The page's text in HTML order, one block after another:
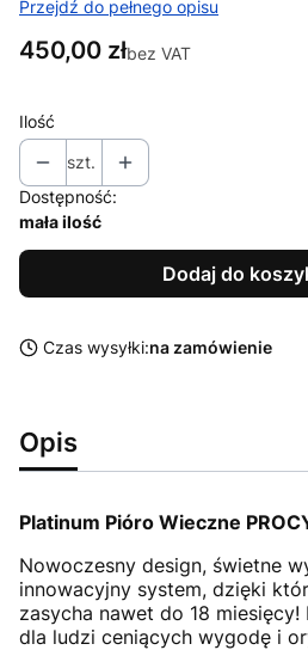
Przejdź do pełnego opisu
Cena
450,00 złbez VAT
Ilość
szt.
Dostępność:
mała ilość
Dodaj do
Czas wysyłki:na zamówienie
Opis
Platinum Pióro Wieczne
Nowoczesny design, świetne
innowacyjny system, dzięki
zasycha nawet do 18
dla ludzi ceniących wygodę i